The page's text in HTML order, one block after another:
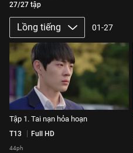
27/27 tập
Lồng tiếng 01-27
Tập 1. Tai nạn hỏa hoạn
T13 Full HD
44ph